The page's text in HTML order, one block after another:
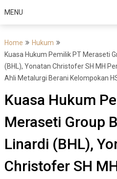
MENU
Home
Hukum
Kuasa Hukum Pemilik PT Meraseti
(BHL), Yonatan Christofer SH MH
Ahli Metalurgi Berani Kelompokan
Kuasa Hukum
Meraseti Group
Linardi (BHL),
Christofer SH